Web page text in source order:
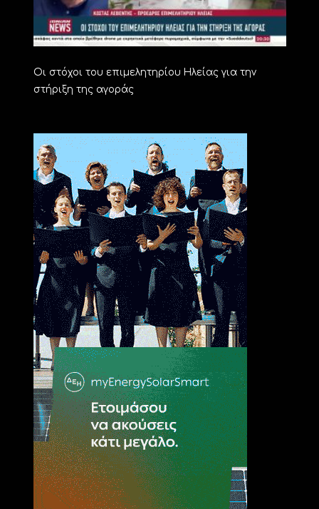
Οι στόχοι του επιμελητηρίου Ηλείας για την
στήριξη της αγοράς